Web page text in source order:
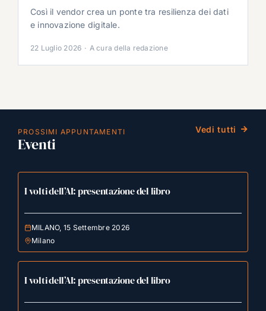
Così il vendor crea un ponte tra resilienza dei dati
e innovazione digitale.
22 Luglio 2026 · A cura della redazione
PROSSIMI APPUNTAMENTI
Eventi
Vedi tutti
I volti dell’AI: presentazione del libro
MILANO, 15 Settembre 2026
Milano
I volti dell’AI: presentazione del libro